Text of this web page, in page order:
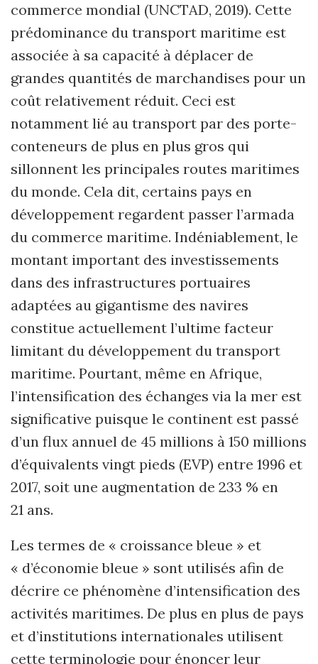
commerce mondial (UNCTAD, 2019). Cette
prédominance du transport maritime est
associée à sa capacité à déplacer de
grandes quantités de marchandises pour un
coût relativement réduit. Ceci est
notamment lié au transport par des porte-
conteneurs de plus en plus gros qui
sillonnent les principales routes maritimes
du monde. Cela dit, certains pays en
développement regardent passer l’armada
du commerce maritime. Indéniablement, le
montant important des investissements
dans des infrastructures portuaires
adaptées au gigantisme des navires
constitue actuellement l’ultime facteur
limitant du développement du transport
maritime. Pourtant, même en Afrique,
l’intensification des échanges via la mer est
significative puisque le continent est passé
d’un flux annuel de 45 millions à 150 millions
d’équivalents vingt pieds (EVP) entre 1996 et
2017, soit une augmentation de 233 % en
21 ans.
Les termes de « croissance bleue » et
« d’économie bleue » sont utilisés afin de
décrire ce phénomène d’intensification des
activités maritimes. De plus en plus de pays
et d’institutions internationales utilisent
cette terminologie pour énoncer leur